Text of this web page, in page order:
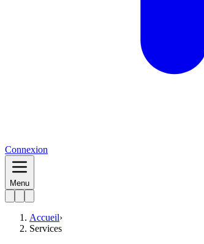
Connexion
Menu
Accueil›
Services